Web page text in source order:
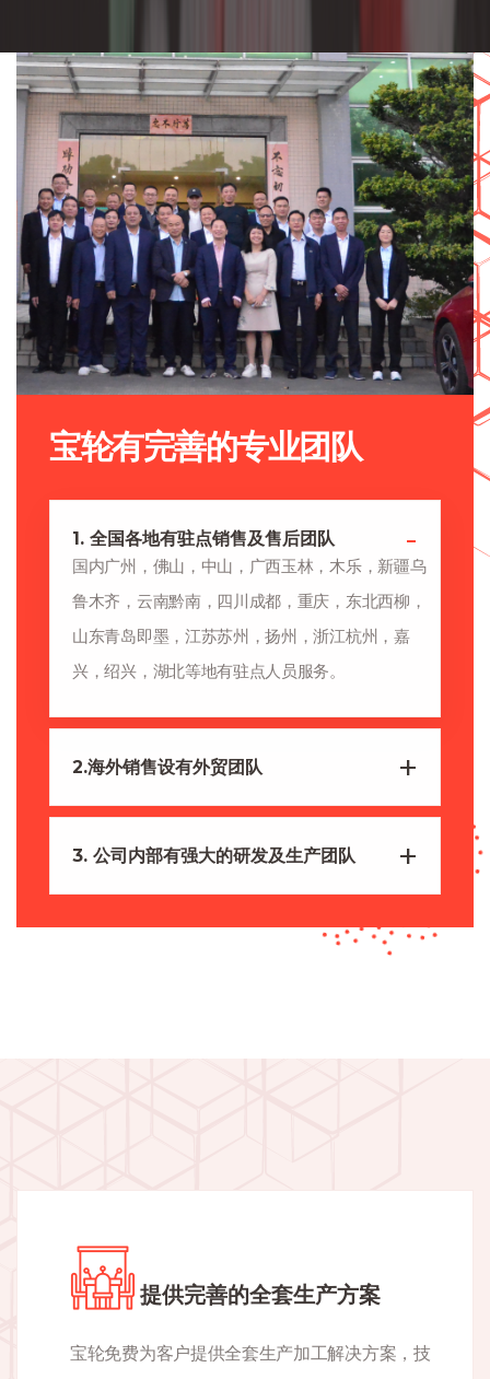
宝轮有完善的专业团队
1. 全国各地有驻点销售及售后团队
国内广州，佛山，中山，广西玉林，木乐，新疆乌
鲁木齐，云南黔南，四川成都，重庆，东北西柳，
山东青岛即墨，江苏苏州，扬州，浙江杭州，嘉
兴，绍兴，湖北等地有驻点人员服务。
2.海外销售设有外贸团队
3. 公司内部有强大的研发及生产团队
提供完善的全套生产方案
宝轮免费为客户提供全套生产加工解决方案，技